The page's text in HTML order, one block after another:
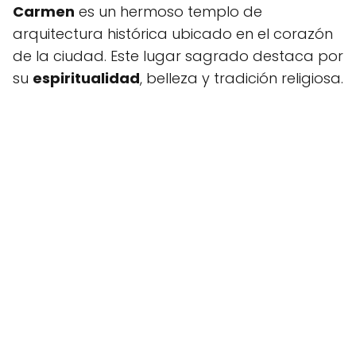
Carmen es un hermoso templo de
arquitectura histórica ubicado en el corazón
de la ciudad. Este lugar sagrado destaca por
su espiritualidad, belleza y tradición religiosa.